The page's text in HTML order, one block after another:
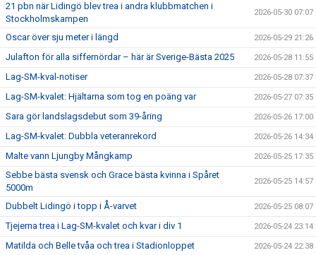
21 pbn när Lidingö blev trea i andra klubbmatchen i
Stockholmskampen
2026-05-30 07:07
Oscar över sju meter i längd 2026-05-29 21:26
Julafton för alla siffernördar – här är Sverige-Bästa 2025 2026-05-28 11:55
Lag-SM-kval-notiser 2026-05-28 07:37
Lag-SM-kvalet: Hjältarna som tog en poäng var 2026-05-27 07:35
Sara gör landslagsdebut som 39-åring 2026-05-26 17:00
Lag-SM-kvalet: Dubbla veteranrekord 2026-05-26 14:34
Malte vann Ljungby Mångkamp 2026-05-25 17:35
Sebbe bästa svensk och Grace bästa kvinna i Spåret
5000m
2026-05-25 14:57
Dubbelt Lidingö i topp i Å-varvet 2026-05-25 08:07
Tjejerna trea i Lag-SM-kvalet och kvar i div 1 2026-05-24 23:14
Matilda och Belle tvåa och trea i Stadionloppet 2026-05-24 22:38